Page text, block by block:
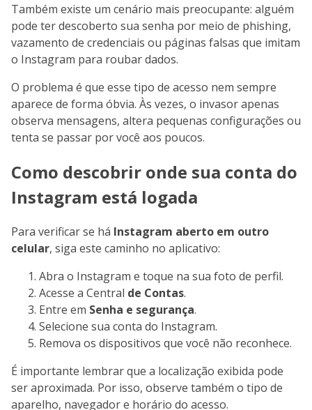
Também existe um cenário mais preocupante: alguém
pode ter descoberto sua senha por meio de phishing,
vazamento de credenciais ou páginas falsas que imitam
o Instagram para roubar dados.
O problema é que esse tipo de acesso nem sempre
aparece de forma óbvia. Às vezes, o invasor apenas
observa mensagens, altera pequenas configurações ou
tenta se passar por você aos poucos.
Como descobrir onde sua conta do
Instagram está logada
Para verificar se há Instagram aberto em outro
celular, siga este caminho no aplicativo:
Abra o Instagram e toque na sua foto de perfil.
Acesse a Central de Contas.
Entre em Senha e segurança.
Selecione sua conta do Instagram.
Remova os dispositivos que você não reconhece.
É importante lembrar que a localização exibida pode
ser aproximada. Por isso, observe também o tipo de
aparelho, navegador e horário do acesso.